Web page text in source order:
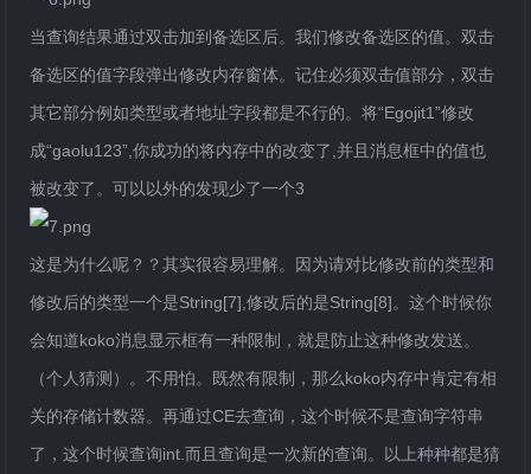
当查询结果通过双击加到备选区后。我们修改备选区的值。双击
备选区的值字段弹出修改内存窗体。记住必须双击值部分，双击
其它部分例如类型或者地址字段都是不行的。将“Egojit1”修改
成“gaolu123”,你成功的将内存中的改变了,并且消息框中的值也
被改变了。可以以外的发现少了一个3
这是为什么呢？？其实很容易理解。因为请对比修改前的类型和
修改后的类型一个是String[7],修改后的是String[8]。这个时候你
会知道koko消息显示框有一种限制，就是防止这种修改发送。
（个人猜测）。不用怕。既然有限制，那么koko内存中肯定有相
关的存储计数器。再通过CE去查询，这个时候不是查询字符串
了，这个时候查询int.而且查询是一次新的查询。以上种种都是猜